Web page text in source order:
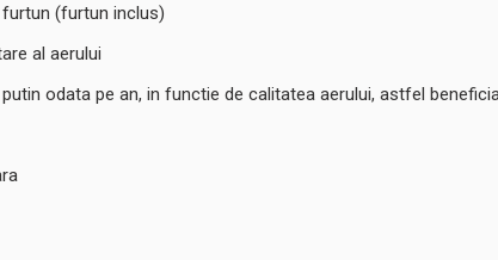
furtun (furtun inclus)
al aerului
odata pe an, in functie de calitatea aerului, astfel